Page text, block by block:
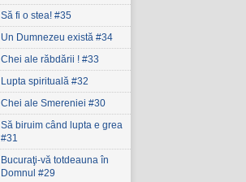
Să fi o stea! #35
Un Dumnezeu există #34
Chei ale răbdării ! #33
Lupta spirituală #32
Chei ale Smereniei #30
Să biruim când lupta e grea
#31
Bucuraţi-vă totdeauna în
Domnul #29